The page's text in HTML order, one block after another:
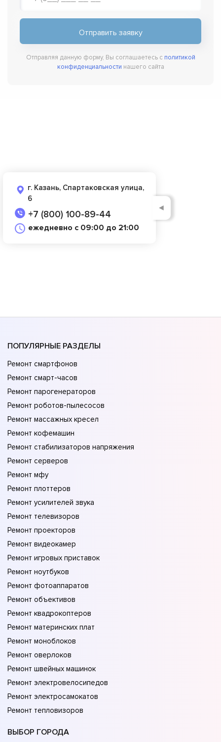
Отправляя данную форму, Вы соглашаетесь с политикой
конфиденциальности нашего сайта
г. Казань, Спартаковская улица,
6
+7 (800) 100-89-44
ежедневно с 09:00 до 21:00
◄
ПОПУЛЯРНЫЕ РАЗДЕЛЫ
Ремонт смартфонов
Ремонт смарт-часов
Ремонт парогенераторов
Ремонт роботов-пылесосов
Ремонт массажных кресел
Ремонт кофемашин
Ремонт стабилизаторов напряжения
Ремонт серверов
Ремонт мфу
Ремонт плоттеров
Ремонт усилителей звука
Ремонт телевизоров
Ремонт проекторов
Ремонт видеокамер
Ремонт игровых приставок
Ремонт ноутбуков
Ремонт фотоаппаратов
Ремонт объективов
Ремонт квадрокоптеров
Ремонт материнских плат
Ремонт моноблоков
Ремонт оверлоков
Ремонт швейных машинок
Ремонт электровелосипедов
Ремонт электросамокатов
Ремонт тепловизоров
ВЫБОР ГОРОДА